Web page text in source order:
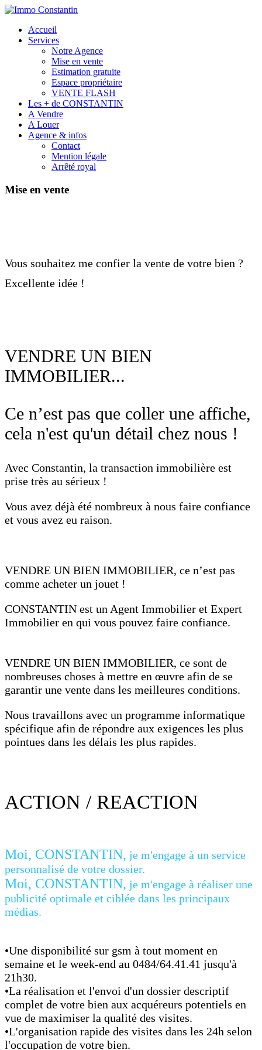
Accueil
Services
Notre Agence
Mise en vente
Estimation gratuite
Espace propriétaire
VENTE FLASH
Les + de CONSTANTIN
A Vendre
A Louer
Agence & infos
Contact
Mention légale
Arrêté royal
Mise en vente
Vous souhaitez me confier la vente de votre bien ?
Excellente idée !
VENDRE UN BIEN
IMMOBILIER...
Ce n’est pas que coller une affiche,
cela n'est qu'un détail chez nous !
Avec Constantin, la transaction immobilière est
prise très au sérieux !
Vous avez déjà été nombreux à nous faire confiance
et vous avez eu raison.
VENDRE UN BIEN IMMOBILIER, ce n’est pas
comme acheter un jouet !
CONSTANTIN est un Agent Immobilier et Expert
Immobilier en qui vous pouvez faire confiance.
VENDRE UN BIEN IMMOBILIER, ce sont de
nombreuses choses à mettre en œuvre afin de se
garantir une vente dans les meilleures conditions.
Nous travaillons avec un programme informatique
spécifique afin de répondre aux exigences les plus
pointues dans les délais les plus rapides.
ACTION / REACTION
Moi, CONSTANTIN, je m'engage à un service
personnalisé de votre dossier.
Moi, CONSTANTIN, je m'engage à réaliser une
publicité optimale et ciblée dans les principaux
médias.
•Une disponibilité sur gsm à tout moment en
semaine et le week-end au 0484/64.41.41 jusqu'à
21h30.
•La réalisation et l'envoi d'un dossier descriptif
complet de votre bien aux acquéreurs potentiels en
vue de maximiser la qualité des visites.
•L'organisation rapide des visites dans les 24h selon
l'occupation de votre bien.